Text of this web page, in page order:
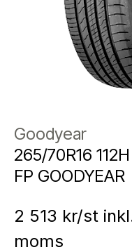
Goodyear
265/70R16
FP GOODYEAR
2 513 kr/st
moms